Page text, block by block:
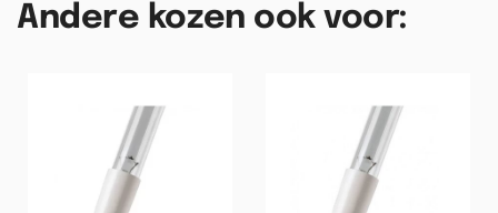
Andere kozen ook voor: